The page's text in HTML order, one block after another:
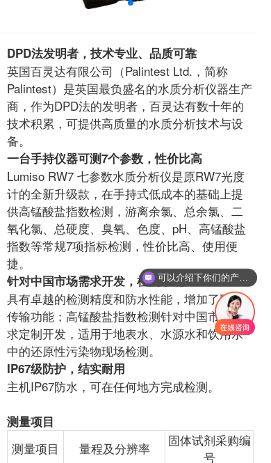
DPD法发明者，技术专业、品质可靠
英国百灵达有限公司（Palintest Ltd.，简称
Palintest）是英国最负盛名的水质分析仪器生产
商，作为DPD法的发明者，百灵达有数十年的
技术积累，可提供高质量的水质分析技术与设
备。
一台手持仪器可测7个参数，性价比高
Lumiso RW7 七参数水质分析仪是原RW7光度
计的全新升级款，在手持式低成本的基础上提
供高锰酸盐指数检测，游离余氯、总余氯、二
氧化氯、总硬度、臭氧、色度、pH、高锰酸盐
指数等常规7项指标检测，性价比高、使用便
捷。
针对中国市场需求开发，检测准确
具有卓越的检测精度和防水性能，增加了数据
传输功能；高锰酸盐指数检测针对中国市场需
求定制开发，适用于地表水、水源水和饮用水
中的还原性污染物现场检测。
IP67级防护，结实耐用
主机IP67防水，可在任何地方完成检测。
测量项目
测量项目 量程及分辨率
固体试剂采购编
号
可以介绍下你们的产品么